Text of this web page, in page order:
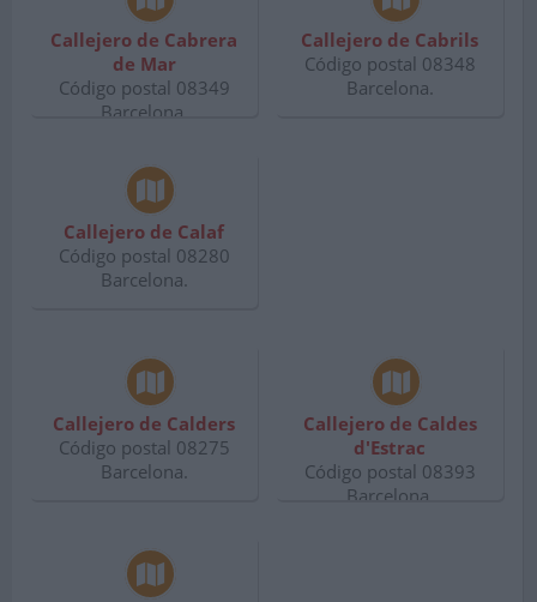
Callejero de Cabrera
de Mar
Código postal 08349
Barcelona.
Callejero de Cabrils
Código postal 08348
Barcelona.
Callejero de Calaf
Código postal 08280
Barcelona.
Callejero de Calders
Código postal 08275
Barcelona.
Callejero de Caldes
d'Estrac
Código postal 08393
Barcelona.